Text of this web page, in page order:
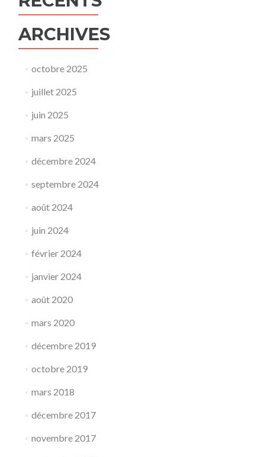
ARCHIVES
octobre 2025
juillet 2025
juin 2025
mars 2025
décembre 2024
septembre 2024
août 2024
juin 2024
février 2024
janvier 2024
août 2020
mars 2020
décembre 2019
octobre 2019
mars 2018
décembre 2017
novembre 2017